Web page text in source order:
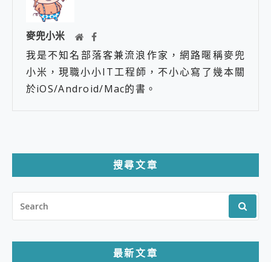
麥兜小米
我是不知名部落客兼流浪作家，網路暱稱麥兜
小米，現職小小IT工程師，不小心寫了幾本關
於iOS/Android/Mac的書。
搜尋文章
FOR:
最新文章